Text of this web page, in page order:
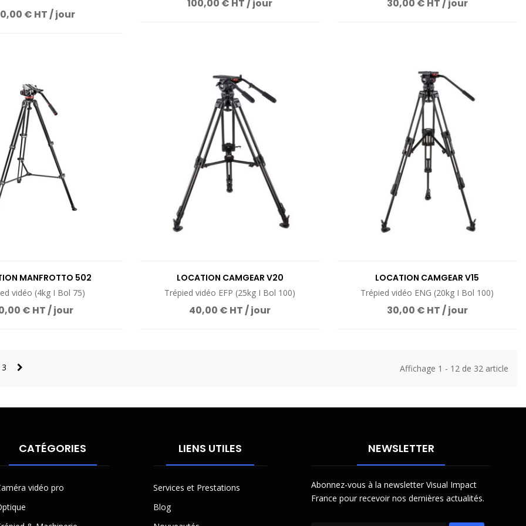
€ HT / jour
100,00 € HT / jour 30,00 € HT / jour
MANFROTTO 502
vidéo (4kg I Bol 75)
€ HT / jour
LOCATION CAMGEAR V20
Trépied vidéo EFP (25kg I Bol 100)
40,00 € HT / jour
LOCATION CAMGEAR V15
Trépied vidéo ENG (20kg I Bol 100)
30,00 € HT / jour
3 Affichage 1 - 12 de 32 article
CATÉGORIES
vidéo pro
LIENS UTILES
Services et Prestations
Blog
NEWSLETTER
Abonnez-vous à la newsletter Visual Impact
France pour recevoir nos dernières actualités.